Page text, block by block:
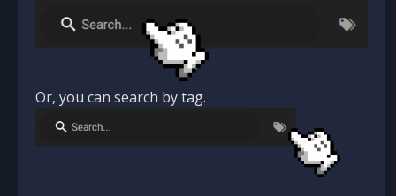
Or, you can search by tag.